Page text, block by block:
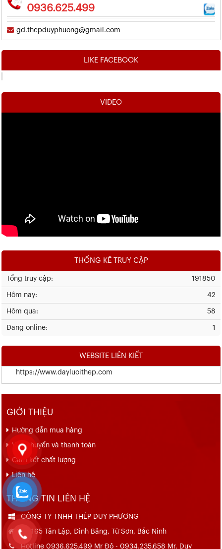
0936.625.499
gd.thepduyphuong@gmail.com
LIKE FACEBOOK
VIDEO
THỐNG KÊ TRUY CẬP
191850
Tổng truy cập:
42
Hôm nay:
58
Hôm qua:
1
Đang online:
WEBSITE LIÊN KIẾT
https://www.dayluoithep.com
GIỚI THIỆU
Hướng dẫn mua hàng
Vận chuyển và thanh toán
Cam kết chất lượng
Liên hệ
THÔNG TIN LIÊN HỆ
CÔNG TY TNHH THÉP DUY PHƯƠNG
Số 165 Tân Lập, Đình Bảng, Từ Sơn, Bắc Ninh
Hotline 0936.625.499 Mr Đô - 0934.235.658 Mr. Duy